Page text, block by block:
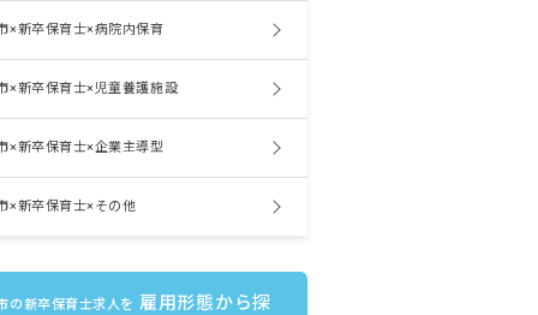
×新卒保育士×病院内保育
×新卒保育士×児童養護施設
×新卒保育士×企業主導型
×新卒保育士×その他
の新卒保育士求人を 雇用形態から探